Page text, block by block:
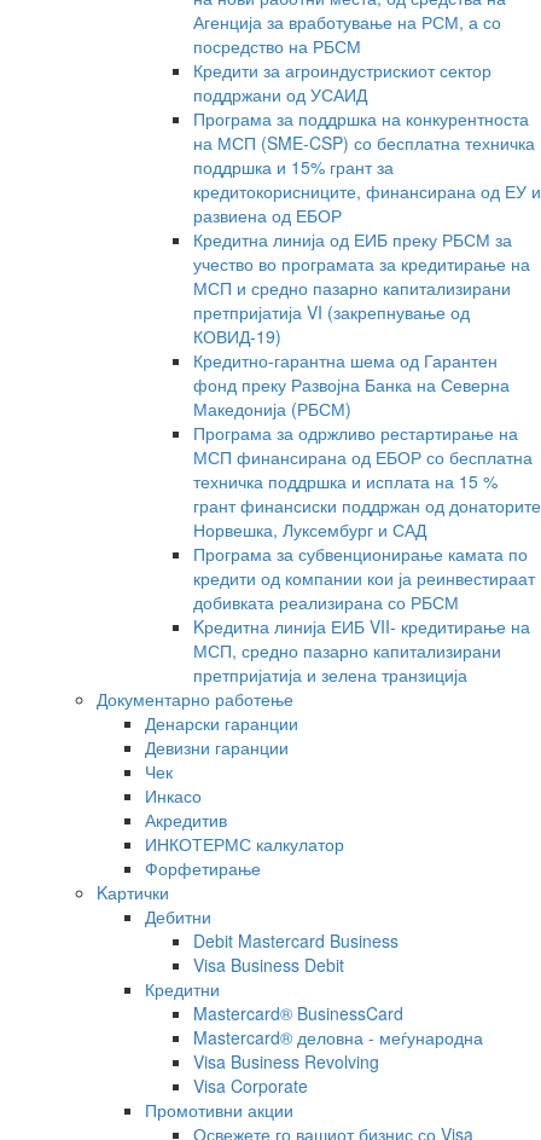
Агенција за вработување на РСМ, а со
посредство на РБСМ
Кредити за агроиндустрискиот сектор
поддржани од УСАИД
Програма за поддршка на конкурентноста
на МСП (SME-CSP) со бесплатна техничка
поддршка и 15% грант за
кредитокорисниците, финансирана од ЕУ и
развиена од ЕБОР
Кредитна линија од ЕИБ преку РБСМ за
учество во програмата за кредитирање на
МСП и средно пазарно капитализирани
претпријатија VI (закрепнување од
КОВИД-19)
Кредитно-гарантна шема од Гарантен
фонд преку Развојна Банка на Северна
Македонија (РБСМ)
Програма за одржливо рестартирање на
МСП финансирана од ЕБОР со бесплатна
техничка поддршка и исплата на 15 %
грант финансиски поддржан од донаторите
Норвешка, Луксембург и САД
Програма за субвенционирање камата по
кредити од компании кои ја реинвестираат
добивката реализирана со РБСМ
Kредитна линија ЕИБ VII- кредитирање на
МСП, средно пазарно капитализирани
претпријатија и зелена транзиција
Документарно работење
Денарски гаранции
Девизни гаранции
Чек
Инкасо
Акредитив
ИНКОТЕРМС калкулатор
Форфетирање
Kартички
Дебитни
Debit Mastercard Business
Visa Business Debit
Кредитни
Mastercard® BusinessCard
Mastercard® деловна - меѓународна
Visa Business Revolving
Visa Corporate
Промотивни акции
Освежете го вашиот бизнис со Visa